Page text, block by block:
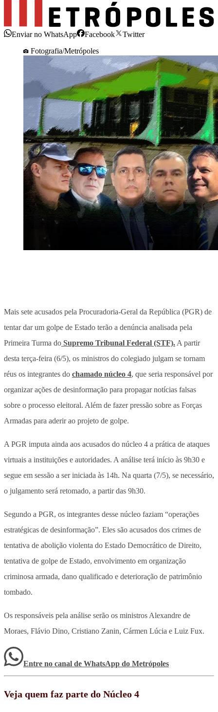
Enviar no WhatsApp Facebook
Twitter
Fotografia/Metrópoles
Mais sete acusados pela Procuradoria-Geral da República (PGR) de
tentar dar um golpe de Estado terão a denúncia analisada pela
Primeira Turma do Supremo Tribunal Federal (STF). A partir
desta terça-feira (6/5), os ministros do colegiado julgam se tornam
réus os integrantes do chamado núcleo 4, que seria responsável por
organizar ações de desinformação para propagar notícias falsas
sobre o processo eleitoral. Além de fazer pressão sobre as Forças
Armadas para aderir ao projeto de golpe.
A PGR imputa ainda aos acusados do núcleo 4 a prática de ataques
virtuais a instituições e autoridades. A análise terá início às 9h30 e
segue em sessão a ser iniciada às 14h. Na quarta (7/5), se necessário,
o julgamento será retomado, a partir das 9h30.
Segundo a PGR, os integrantes desse núcleo faziam “operações
estratégicas de desinformação”. Eles são acusados dos crimes de
tentativa de abolição violenta do Estado Democrático de Direito,
tentativa de golpe de Estado, envolvimento em organização
criminosa armada, dano qualificado e deterioração de patrimônio
tombado.
Os responsáveis pela análise serão os ministros Alexandre de
Moraes, Flávio Dino, Cristiano Zanin, Cármen Lúcia e Luiz Fux.
Entre no canal de WhatsApp do Metrópoles
Veja quem faz parte do Núcleo 4